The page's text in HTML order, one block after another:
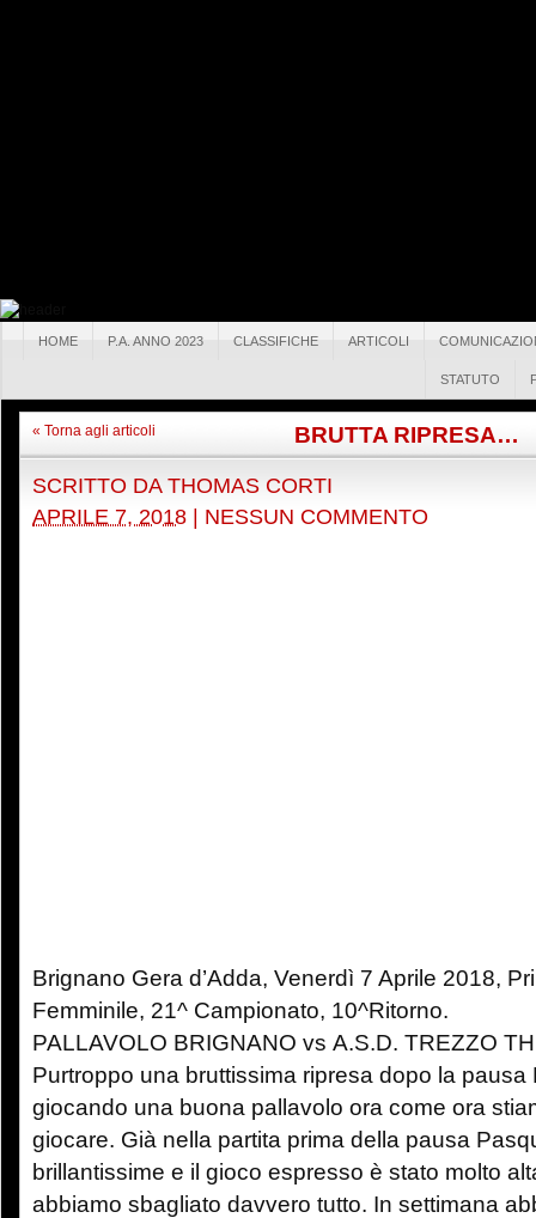
HOME P.A. ANNO 2023 CLASSIFICHE ARTICOLI
STATUTO
« Torna agli articoli BRUTTA RIPRESA…
SCRITTO DA THOMAS CORTI
APRILE 7, 2018
NESSUN COMMENTO
Brignano Gera d’Adda, Venerdì 7 Aprile 2018,
Femminile, 21^ Campionato, 10^Ritorno.
PALLAVOLO BRIGNANO vs A.S.D. TREZZO
Purtroppo una bruttissima ripresa dopo la
giocando una buona pallavolo ora come ora
giocare. Già nella partita prima della pausa
brillantissime e il gioco espresso è stato molto
abbiamo sbagliato davvero tutto. In settimana